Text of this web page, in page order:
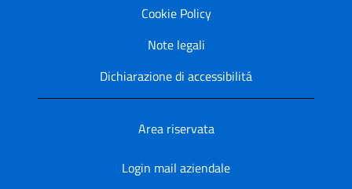
Cookie Policy
Note legali
Dichiarazione di accessibilitá
Area riservata
Login mail aziendale